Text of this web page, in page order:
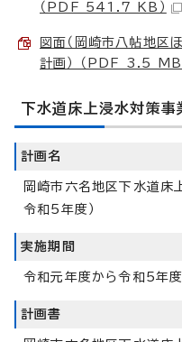
（PDF 541.7 KB）
図面（岡崎市八帖地区
計画） （PDF 3.5 MB
下水道床上浸水対策事
計画名
岡崎市六名地区下水道床
令和5年度）
実施期間
令和元年度から令和5年度
計画書